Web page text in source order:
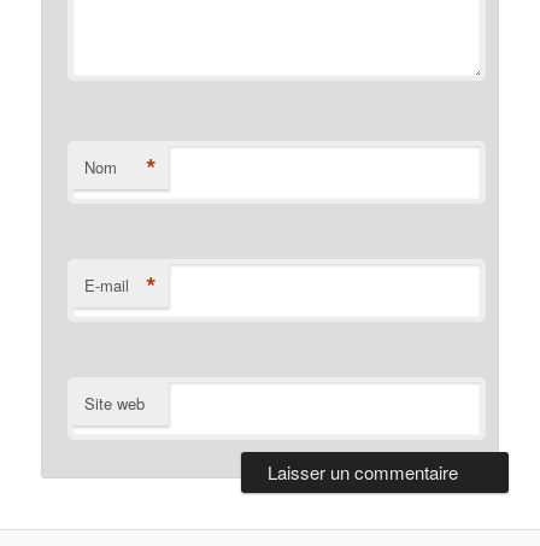
Nom *
E-mail *
Site web